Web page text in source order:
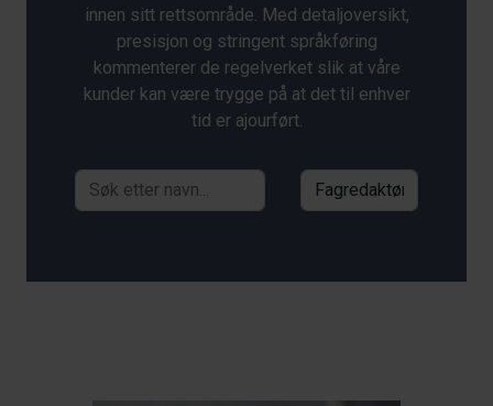
innen sitt rettsområde. Med detaljoversikt,
presisjon og stringent språkføring
kommenterer de regelverket slik at våre
kunder kan være trygge på at det til enhver
tid er ajourført.